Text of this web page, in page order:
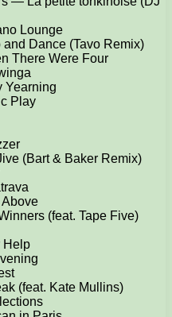
Lounge
Dance (Tavo Remix)
There Were Four
Yearning
Play
(Bart & Baker Remix)
(feat. Tape Five)
Help
(feat. Kate Mullins)